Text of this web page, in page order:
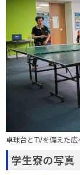
卓球台とTVを備えた
学生寮の写真